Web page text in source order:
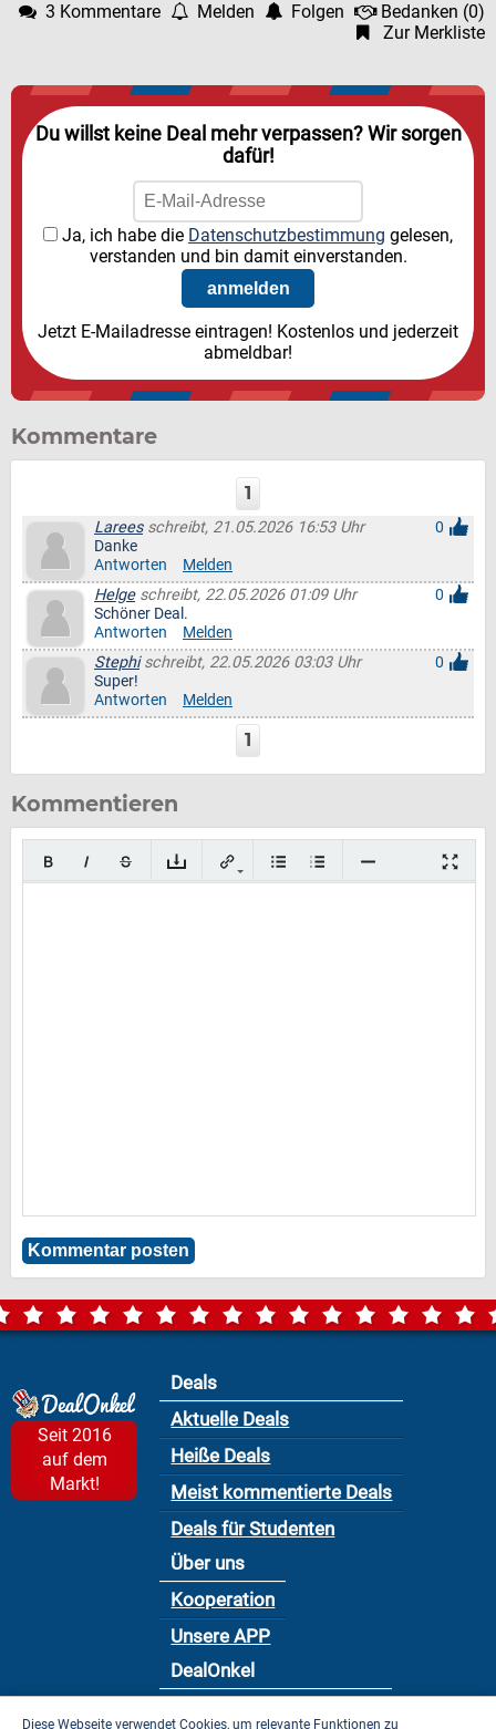
3 Kommentare Melden Folgen Bedanken (0)
Zur Merkliste
Du willst keine Deal mehr verpassen? Wir sorgen
dafür!
Ja, ich habe die Datenschutzbestimmung gelesen,
verstanden und bin damit einverstanden.
Jetzt E-Mailadresse eintragen! Kostenlos und jederzeit
abmeldbar!
Kommentare
1
Lareesschreibt, 21.05.2026 16:53 Uhr
0
Danke
Antworten
Melden
Helgeschreibt, 22.05.2026 01:09 Uhr
0
Schöner Deal.
Antworten
Melden
Stephischreibt, 22.05.2026 03:03 Uhr
0
Super!
Antworten
Melden
1
Kommentieren
Seit 2016
auf dem
Markt!
Deals
Aktuelle Deals
Heiße Deals
Meist kommentierte Deals
Deals für Studenten
Über uns
Kooperation
Unsere APP
DealOnkel
Diese Webseite verwendet Cookies, um relevante Funktionen zu